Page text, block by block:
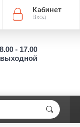
Кабинет
Вход
- 17.00
выходной